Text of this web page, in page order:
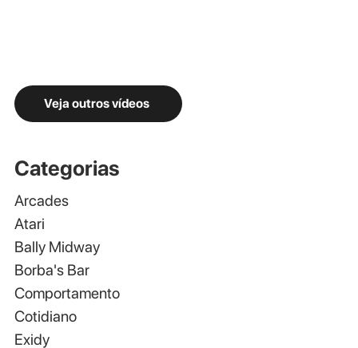
Veja outros vídeos
Categorias
Arcades
Atari
Bally Midway
Borba's Bar
Comportamento
Cotidiano
Exidy